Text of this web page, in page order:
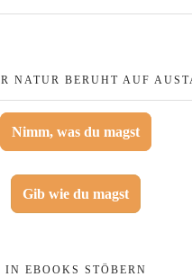
NATUR BERUHT AUF
Nimm, was du magst
Gib wie du magst
IN EBOOKS STÖBERN